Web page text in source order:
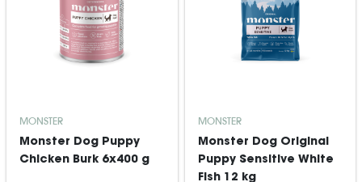
MONSTER
Monster Dog Puppy
Chicken Burk 6x400 g
MONSTER
Monster Dog Original
Puppy Sensitive White
Fish 12 kg